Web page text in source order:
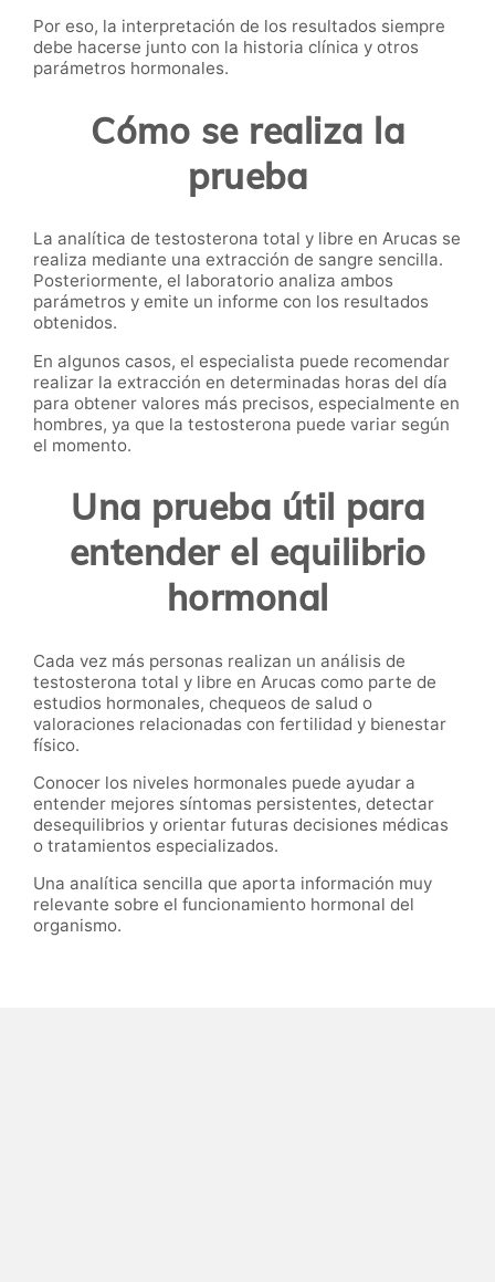
Por eso, la interpretación de los resultados siempre
debe hacerse junto con la historia clínica y otros
parámetros hormonales.
Cómo se realiza la
prueba
La analítica de testosterona total y libre en Arucas se
realiza mediante una extracción de sangre sencilla.
Posteriormente, el laboratorio analiza ambos
parámetros y emite un informe con los resultados
obtenidos.
En algunos casos, el especialista puede recomendar
realizar la extracción en determinadas horas del día
para obtener valores más precisos, especialmente en
hombres, ya que la testosterona puede variar según
el momento.
Una prueba útil para
entender el equilibrio
hormonal
Cada vez más personas realizan un análisis de
testosterona total y libre en Arucas como parte de
estudios hormonales, chequeos de salud o
valoraciones relacionadas con fertilidad y bienestar
físico.
Conocer los niveles hormonales puede ayudar a
entender mejores síntomas persistentes, detectar
desequilibrios y orientar futuras decisiones médicas
o tratamientos especializados.
Una analítica sencilla que aporta información muy
relevante sobre el funcionamiento hormonal del
organismo.